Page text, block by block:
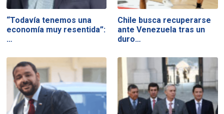
“Todavía tenemos una
economía muy resentida”:
…
Chile busca recuperarse
ante Venezuela tras un
duro…